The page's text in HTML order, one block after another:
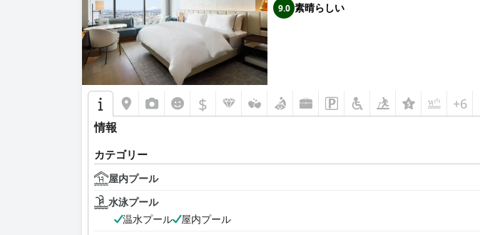
9.0 素晴らしい
$ +6
情報
カテゴリー
屋内プール
水泳プール
温水プール
屋内プール